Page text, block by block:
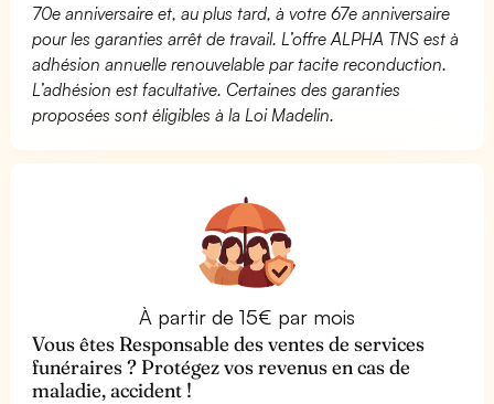
70e anniversaire et, au plus tard, à votre 67e anniversaire
pour les garanties arrêt de travail. L’offre ALPHA TNS est à
adhésion annuelle renouvelable par tacite reconduction.
L’adhésion est facultative. Certaines des garanties
proposées sont éligibles à la Loi Madelin.
À partir de 15€ par mois
Vous êtes Responsable des ventes de services
funéraires ? Protégez vos revenus en cas de
maladie, accident !